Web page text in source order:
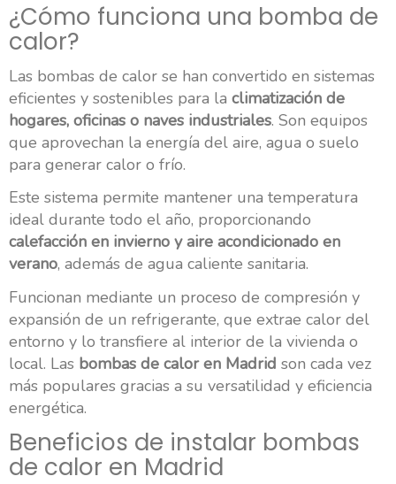
¿Cómo funciona una bomba de
calor?
Las bombas de calor se han convertido en sistemas
eficientes y sostenibles para la climatización de
hogares, oficinas o naves industriales. Son equipos
que aprovechan la energía del aire, agua o suelo
para generar calor o frío.
Este sistema permite mantener una temperatura
ideal durante todo el año, proporcionando
calefacción en invierno y aire acondicionado en
verano, además de agua caliente sanitaria.
Funcionan mediante un proceso de compresión y
expansión de un refrigerante, que extrae calor del
entorno y lo transfiere al interior de la vivienda o
local. Las bombas de calor en Madrid son cada vez
más populares gracias a su versatilidad y eficiencia
energética.
Beneficios de instalar bombas
de calor en Madrid